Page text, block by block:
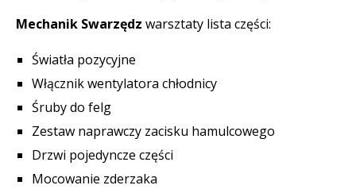
Mechanik Swarzędz warsztaty lista części:
Światła pozycyjne
Włącznik wentylatora chłodnicy
Śruby do felg
Zestaw naprawczy zacisku hamulcowego
Drzwi pojedyncze części
Mocowanie zderzaka